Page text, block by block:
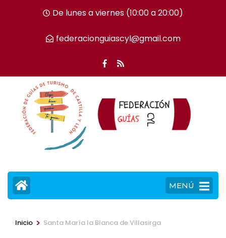
tecla
De lunes a viernes (10:00 a 20:00)
federacionguiascyl@gmail.com
MENÚ
Inicio > Santa María la Blanca de Villasirga